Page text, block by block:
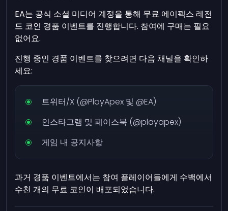
EA는 공식 소셜 미디어 계정을 통해 무료 에이펙스 레전
드 코인 경품 이벤트를 진행합니다. 참여에 구매는 필요
없어요.
진행 중인 경품 이벤트를 찾으려면 다음 채널을 확인하
세요:
트위터/X (@PlayApex 및 @EA)
인스타그램 및 페이스북 (@playapex)
게임 내 공지사항
과거 경품 이벤트에서는 참여 플레이어들에게 수백에서
수천 개의 무료 코인이 배포되었습니다.